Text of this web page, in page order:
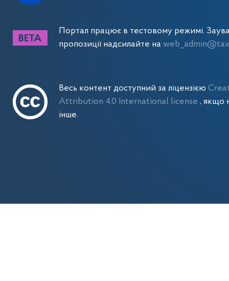
Портал працює в тестовому режимі.
пропозиції надсилайте на
Весь контент доступний за ліцензією
Attribution 4.0 International license , якщо
інше.